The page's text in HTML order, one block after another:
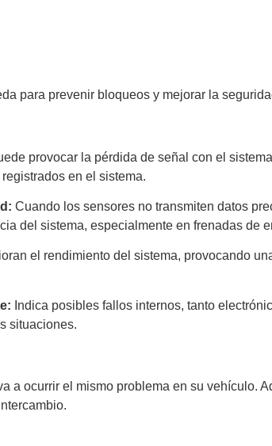
para prevenir bloqueos y mejorar la
provocar la pérdida de señal con el
en el sistema.
Cuando los sensores no transmiten datos
del sistema, especialmente en frenadas de
el rendimiento del sistema, provocando
Indica posibles fallos internos, tanto
situaciones.
a ocurrir el mismo problema en su vehículo.